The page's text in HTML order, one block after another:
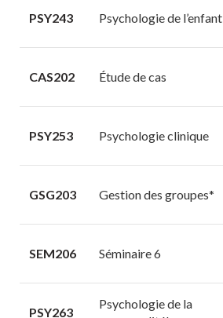
PSY243 Psychologie de l’enfant
CAS202 Étude de cas
PSY253 Psychologie clinique
GSG203 Gestion des groupes*
SEM206 Séminaire 6
PSY263
Psychologie de la